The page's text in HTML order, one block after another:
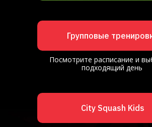
City Squash Kids
Посмотрите расписание и
подходящий день
Групповые